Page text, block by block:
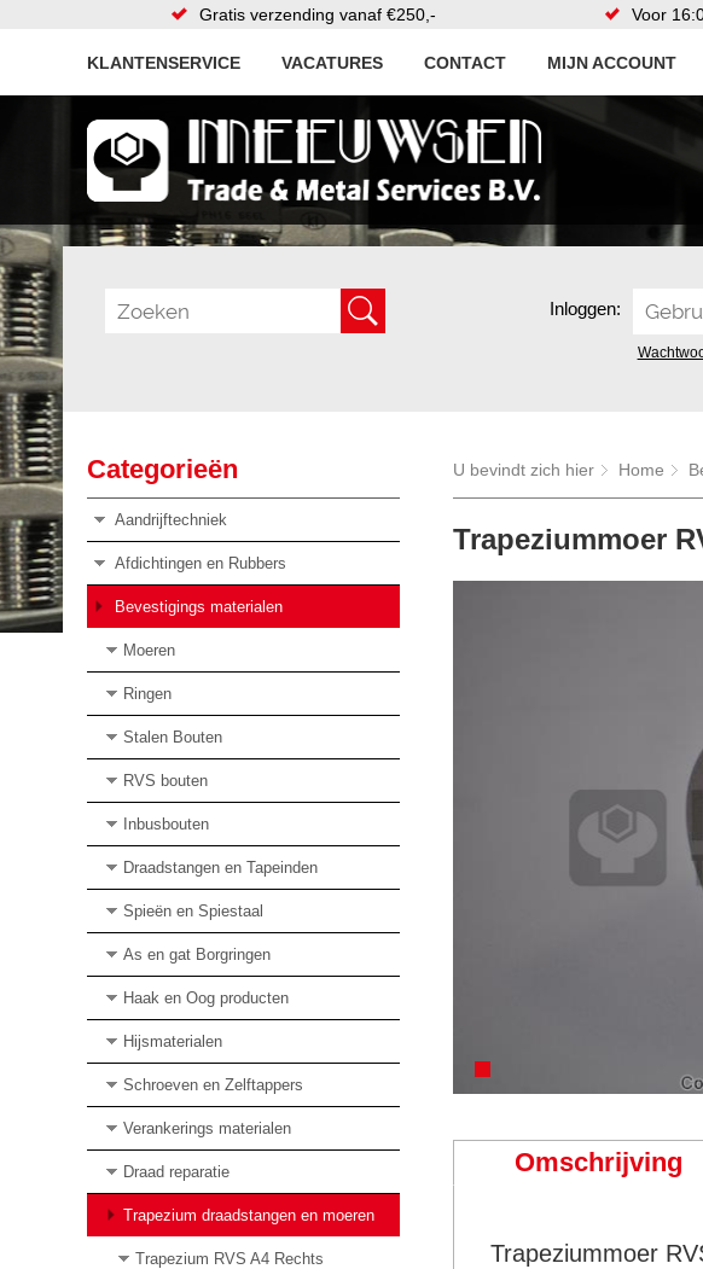
Gratis verzending vanaf €250,- Voor
KLANTENSERVICE VACATURES CONTACT MIJN ACCOUNT
Inloggen:
Categorieën
Aandrijftechniek
Afdichtingen en Rubbers
Bevestigings materialen
Moeren
Ringen
Stalen Bouten
RVS bouten
Inbusbouten
Draadstangen en Tapeinden
Spieën en Spiestaal
As en gat Borgringen
Haak en Oog producten
Hijsmaterialen
Schroeven en Zelftappers
Verankerings materialen
Draad reparatie
Trapezium draadstangen en moeren
Trapezium RVS A4 Rechts
U bevindt zich hier Home
Trapeziummoer
Omschrijving
Trapeziummoer